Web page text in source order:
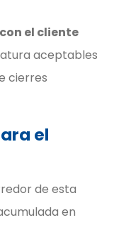
el cliente
aceptables
cierres
el
de esta
en